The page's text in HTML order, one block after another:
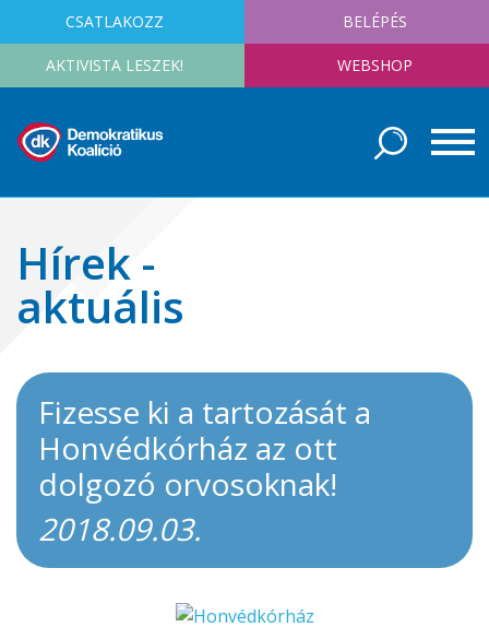
CSATLAKOZZ BELÉPÉS
AKTIVISTA LESZEK! WEBSHOP
Hírek -
aktuális
Fizesse ki a tartozását a
Honvédkórház az ott
dolgozó orvosoknak!
2018.09.03.